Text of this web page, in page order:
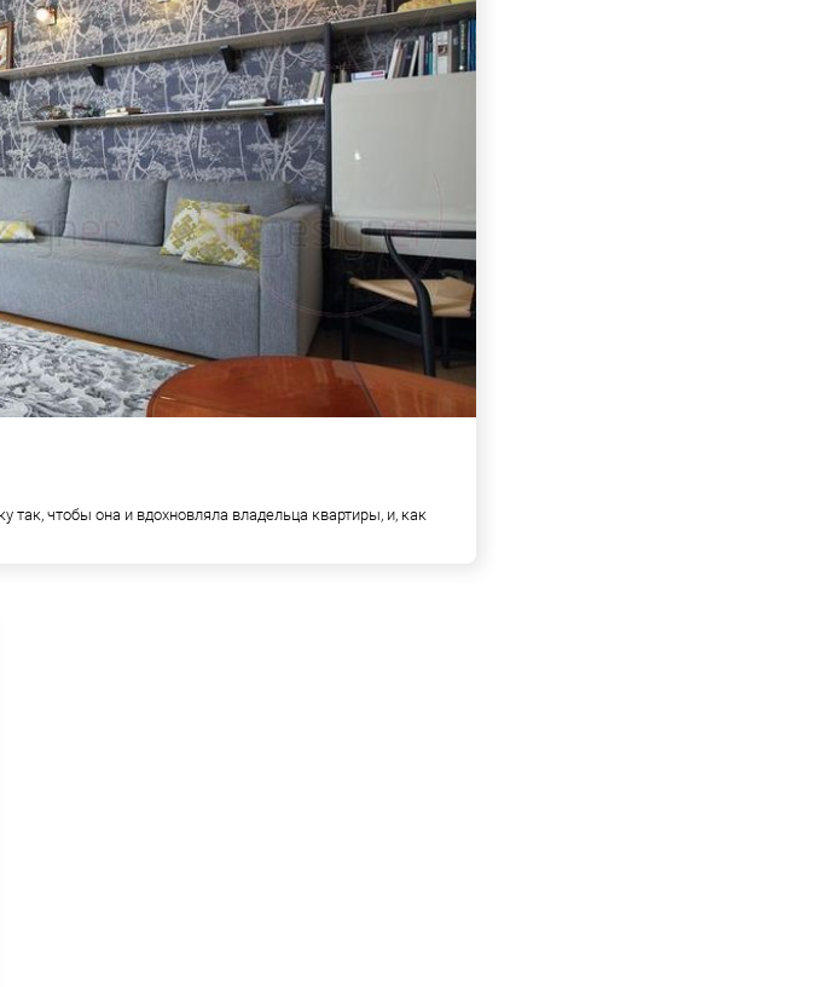
чтобы она и вдохновляла владельца квартиры, и, как